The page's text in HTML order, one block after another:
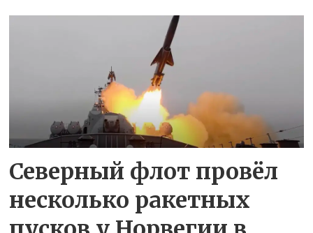
Северный флот провёл
несколько ракетных